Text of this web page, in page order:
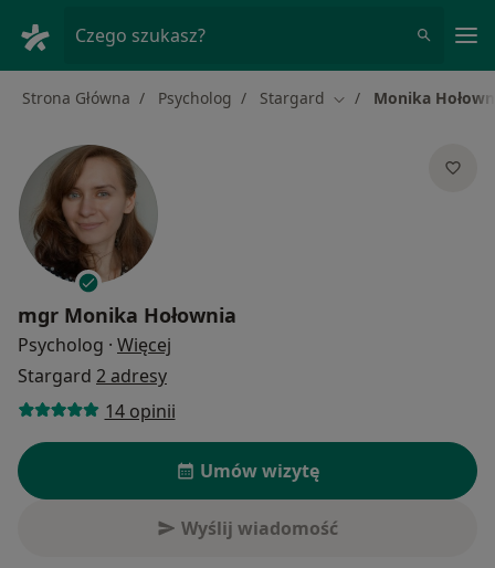
Czego szukasz?
Strona Główna Psycholog Stargard Zmień miasto
Monika
mgr Monika Hołownia
Psycholog · Więcej
Stargard 2 adresy
14 opinii
Umów wizytę
Wyślij wiadomość